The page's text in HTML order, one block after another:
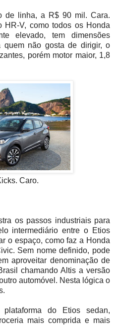
de linha, a R$ 90 mil. Cara.
HR-V, como todos os Honda
elevado, tem dimensões
quem não gosta de dirigir, o
porém motor maior, 1,8
Caro.
os passos industriais para
intermediário entre o Etios
o espaço, como faz a Honda
Sem nome definido, pode
aproveitar denominação de
chamando Altis a versão
automóvel. Nesta lógica o
do Etios sedan,
mais comprida e mais